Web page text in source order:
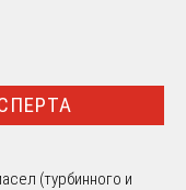
(турбинного и